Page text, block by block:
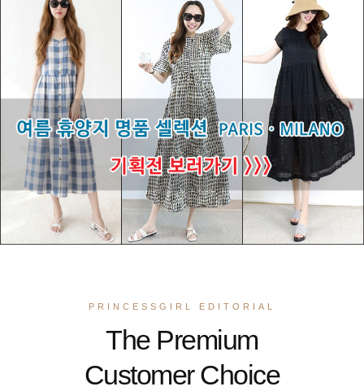
PRINCESSGIRL EDITORIAL
The Premium
Customer Choice